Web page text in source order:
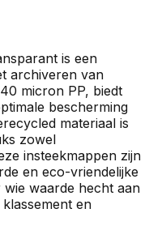
is een
archiveren van
micron PP, biedt
bescherming
materiaal is
zowel
insteekmappen zijn
en eco-vriendelijke
waarde hecht aan
en